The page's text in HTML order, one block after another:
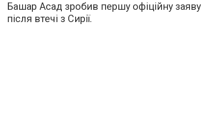
Башар Асад зробив першу офіційну заяву
після втечі з Сирії.